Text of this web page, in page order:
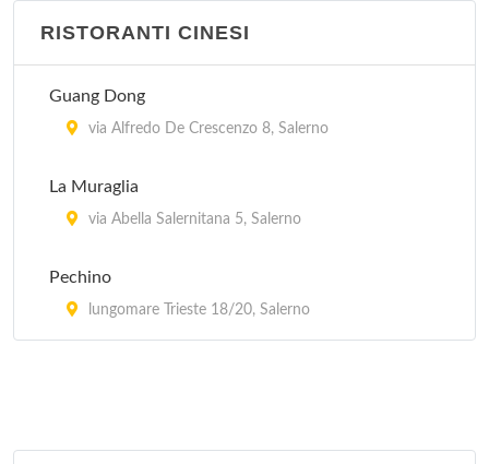
RISTORANTI CINESI
Guang Dong
via Alfredo De Crescenzo 8, Salerno
La Muraglia
via Abella Salernitana 5, Salerno
Pechino
lungomare Trieste 18/20, Salerno